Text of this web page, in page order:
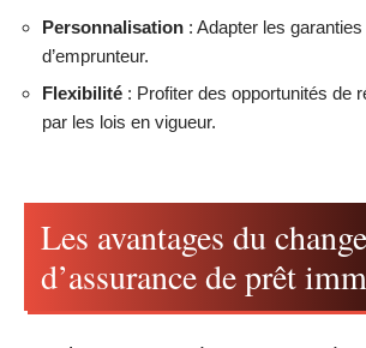
Personnalisation : Adapter les
d’emprunteur.
Flexibilité : Profiter des opportunités de
par les lois en vigueur.
Les avantages du
d’assurance de prêt